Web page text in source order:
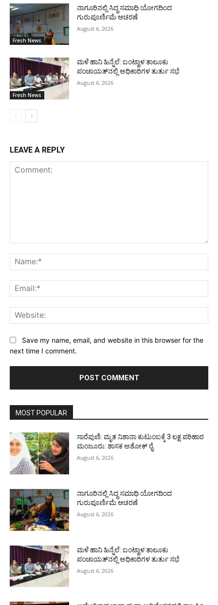
Fresh News
ನಾಗೂರಿನಲ್ಲಿ ಸಿದ್ಧ ಸಮಾಧಿ ಯೋಗದಿಂದ
ಗುರುಪೂರ್ಣಿಮೆ ಆಚರಣೆ
August 6, 2026
Fresh News
ಮಳೆ ಹಾನಿ ಹಿನ್ನೆಲೆ: ಬಂಟ್ವಾಳ ತಾಲೂಕು
ಪಂಚಾಯತ್‌ನಲ್ಲಿ ಅಧಿಕಾರಿಗಳ ತುರ್ತು ಸಭೆ
August 6, 2026
LEAVE A REPLY
Save my name, email, and website in this browser for the
next time I comment.
MOST POPULAR
ಸಾರೆಪುಣಿ: ಮೃತ ನಿಶಾನಾ ಕುಟುಂಬಕ್ಕೆ 3 ಲಕ್ಷ ಪರಿಹಾರ
ಮಂಜೂರು: ಶಾಸಕ ಅಶೋಕ್ ರೈ
August 6, 2026
ನಾಗೂರಿನಲ್ಲಿ ಸಿದ್ಧ ಸಮಾಧಿ ಯೋಗದಿಂದ
ಗುರುಪೂರ್ಣಿಮೆ ಆಚರಣೆ
August 6, 2026
ಮಳೆ ಹಾನಿ ಹಿನ್ನೆಲೆ: ಬಂಟ್ವಾಳ ತಾಲೂಕು
ಪಂಚಾಯತ್‌ನಲ್ಲಿ ಅಧಿಕಾರಿಗಳ ತುರ್ತು ಸಭೆ
August 6, 2026